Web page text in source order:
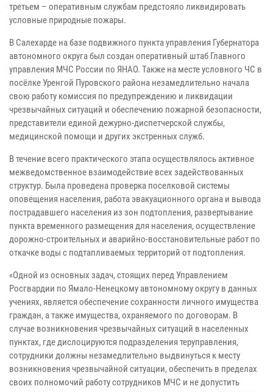
третьем – оперативным службам предстояло ликвидировать
условные природные пожары.
В Салехарде на базе подвижного пункта управления Губернатора
автономного округа был создан оперативный штаб Главного
управления МЧС России по ЯНАО. Также на месте условного ЧС в
посёлке Уренгой Пуровского района незамедлительно начала
свою работу комиссия по предупреждению и ликвидации
чрезвычайных ситуаций и обеспечению пожарной безопасности,
представители единой дежурно-диспетчерской службы,
медицинской помощи и других экстренных служб.
В течение всего практического этапа осуществлялось активное
межведомственное взаимодействие всех задействованных
структур. Была проведена проверка поселковой системы
оповещения населения, работа эвакуационного органа и вывода
пострадавшего населения из зон подтопления, развертывание
пункта временного размещения для населения, осуществление
дорожно-строительных и аварийно-восстановительные работ по
откачке воды с подтапливаемых территорий от подтопления.
«Одной из основных задач, стоящих перед Управлением
Росгвардии по Ямало-Ненецкому автономному округу в данных
учениях, является обеспечение сохранности личного имущества
граждан, а также имущества, охраняемого по договорам. В
случае возникновения чрезвычайных ситуаций в населенных
пунктах, где дислоцируются подразделения теруправления,
сотрудники должны незамедлительно выдвинуться к месту
возникновения чрезвычайной ситуации, обеспечить в пределах
своих полномочий работу сотрудников МЧС и не допустить